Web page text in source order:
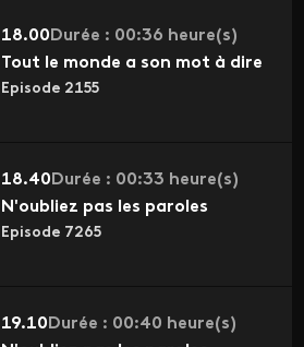
18.00 Durée : 00:36 heure(s)
Tout le monde a son mot à dire
Episode 2155
18.40 Durée : 00:33 heure(s)
N'oubliez pas les paroles
Episode 7265
19.10 Durée : 00:40 heure(s)